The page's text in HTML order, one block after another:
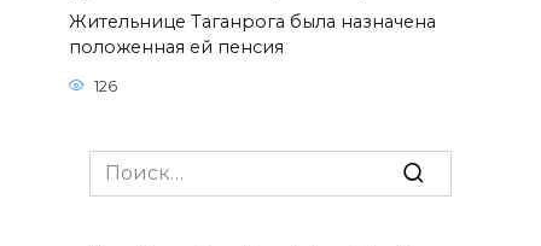
Жительнице Таганрога была назначена
положенная ей пенсия
126
Search
for: